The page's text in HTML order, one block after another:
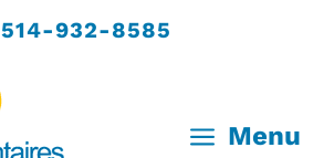
a Menu
514-932-8585